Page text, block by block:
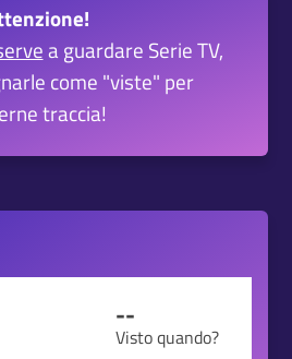
a guardare Serie TV,
come "viste" per
traccia!
--
Visto quando?